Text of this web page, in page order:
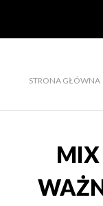
STRONA GŁÓWNA
MIX